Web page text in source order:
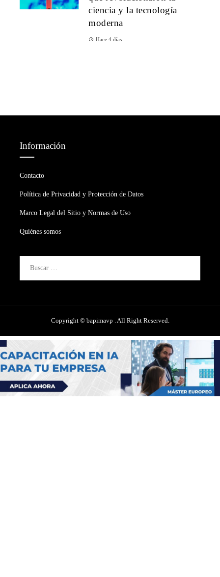
ciencia y la tecnología
moderna
Hace 4 días
Información
Contacto
Política de Privacidad y Protección de Datos
Marco Legal del Sitio y Normas de Uso
Quiénes somos
Copyright © bapimavp . All Right Reserved.